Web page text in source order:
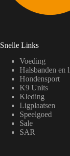
Snelle Links
Voeding
Halsbanden en
Hondensport
K9 Units
Kleding
Ligplaatsen
Speelgoed
Sale
SAR